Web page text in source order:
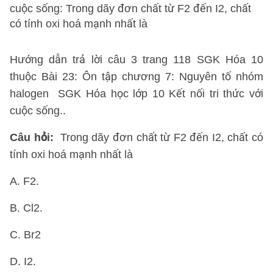
cuộc sống: Trong dãy đơn chất từ F2 đến I2, chất
có tính oxi hoá mạnh nhất là
Hướng dẫn trả lời câu 3 trang 118 SGK Hóa 10
thuộc Bài 23: Ôn tập chương 7: Nguyên tố nhóm
halogen SGK Hóa học lớp 10 Kết nối tri thức với
cuộc sống..
Câu hỏi: Trong dãy đơn chất từ F2 đến I2, chất có
tính oxi hoá mạnh nhất là
A. F2.
B. Cl2.
C. Br2
D. I2.